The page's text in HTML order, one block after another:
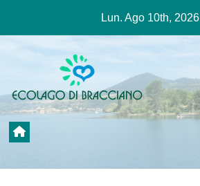
contenuto
Lun. Ago 10th, 2026